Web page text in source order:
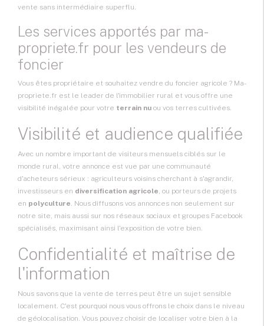
vente sans intermédiaire superflu.
Les services apportés par ma-
propriete.fr pour les vendeurs de
foncier
Vous êtes propriétaire et souhaitez vendre du foncier agricole ? Ma-
propriete.fr est le leader de l'immobilier rural et vous offre une
visibilité inégalée pour votre terrain nu ou vos terres cultivées.
Visibilité et audience qualifiée
Avec un nombre important de visiteurs mensuels ciblés sur le
monde rural, votre annonce est vue par une communauté
d'acheteurs sérieux : agriculteurs voisins cherchant à s'agrandir,
investisseurs en diversification agricole, ou porteurs de projets
en polyculture. Nous diffusons vos annonces non seulement sur
notre site, mais aussi sur nos réseaux sociaux et groupes Facebook
spécialisés, maximisant ainsi l'exposition de votre bien.
Confidentialité et maîtrise de
l'information
Nous savons que la vente de terres peut être un sujet sensible
localement. C'est pourquoi nous vous offrons le choix dans le niveau
de géolocalisation. Vous pouvez choisir de localiser votre bien à la